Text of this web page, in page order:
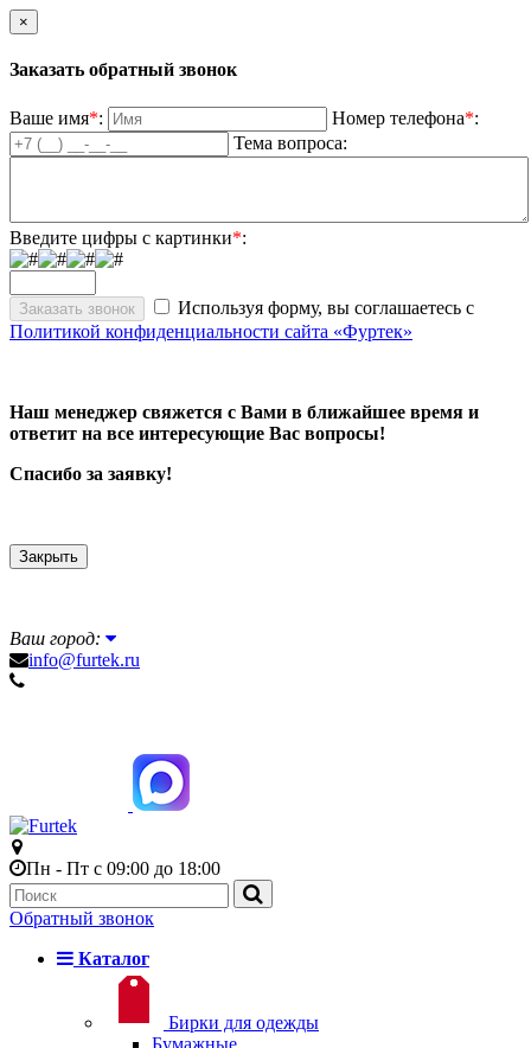
×
Заказать обратный звонок
Ваше имя*: Номер телефона*:
Тема вопроса:
Введите цифры с картинки*:
Используя форму, вы соглашаетесь с
Политикой конфиденциальности сайта «Фуртек»
Наш менеджер свяжется с Вами в ближайшее время и
ответит на все интересующие Вас вопросы!
Спасибо за заявку!
Закрыть
Ваш город:
info@furtek.ru
Пн - Пт с 09:00 до 18:00
Обратный звонок
Каталог
Бирки для одежды
Бумажные